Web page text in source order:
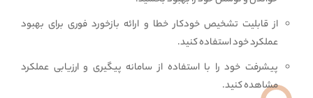
از قابلیت تشخیص خودکار خطا و ارائه بازخورد فوری برای بهبود
عملکرد خود استفاده کنید.
پیشرفت خود را با استفاده از سامانه پیگیری و ارزیابی عملکرد
مشاهده کنید.